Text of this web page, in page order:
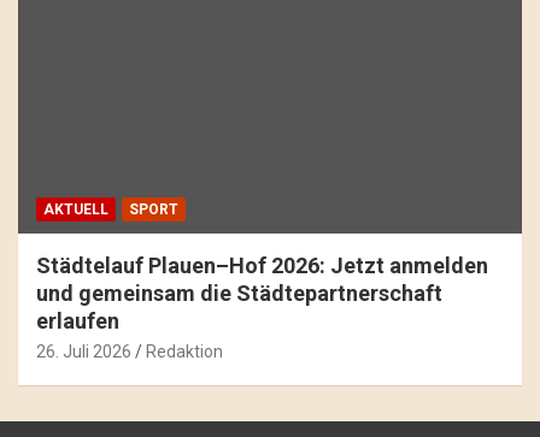
AKTUELL SPORT
Städtelauf Plauen–Hof 2026: Jetzt anmelden
und gemeinsam die Städtepartnerschaft
erlaufen
26. Juli 2026 Redaktion